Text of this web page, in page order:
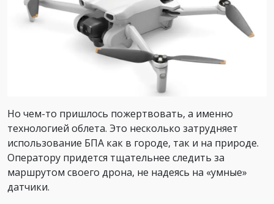
Но чем-то пришлось пожертвовать, а именно
технологией облета. Это несколько затрудняет
использование БПА как в городе, так и на природе.
Оператору придется тщательнее следить за
маршрутом своего дрона, не надеясь на «умные»
датчики.